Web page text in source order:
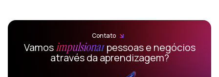
Contato
Vamosimpulsionarpessoas e negócios
através da aprendizagem?